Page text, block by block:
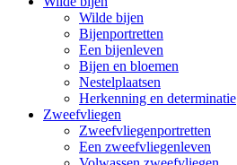
Wilde bijen
Bijenportretten
Een bijenleven
Bijen en bloemen
Nestelplaatsen
Herkenning en determinatie
Zweefvliegen
Zweefvliegenportretten
Een zweefvliegenleven